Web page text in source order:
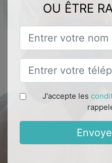
OU ÊTRE
J'accepte les